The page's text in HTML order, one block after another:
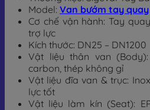
Model: Van bướm tay quay
Cơ chế vận hành: Tay
trợ lực
Kích thước: DN25 – DN1200
Vật liệu thân van
carbon, thép không gỉ
Vật liệu đĩa van & trục:
lực tốt
Vật liệu làm kín (Seat):